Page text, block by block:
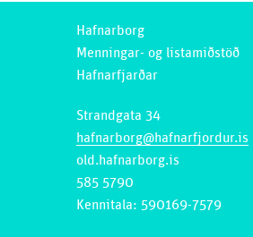
Hafnarborg
Menningar- og listamiðstöð
Hafnarfjarðar
Strandgata 34
hafnarborg@hafnarfjordur.is
old.hafnarborg.is
585 5790
Kennitala: 590169-7579